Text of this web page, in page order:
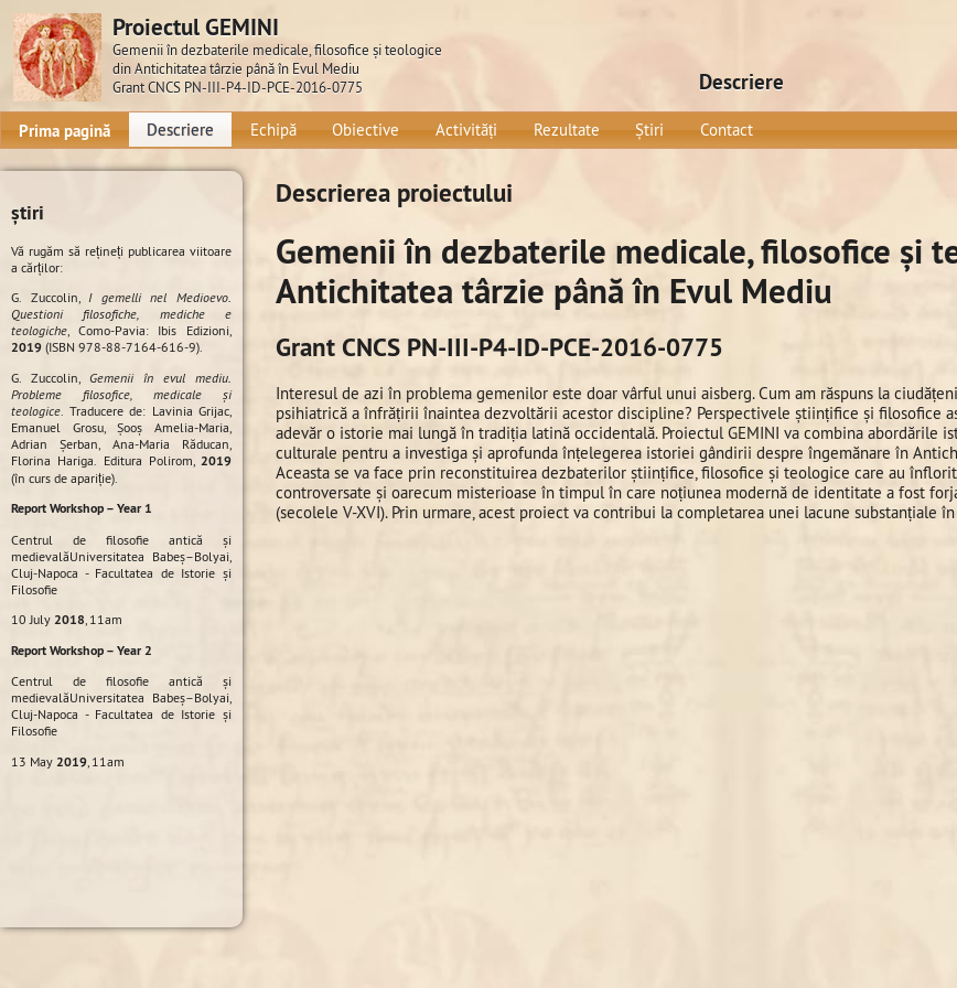
Proiectul GEMINI
Gemenii în dezbaterile medicale, filosofice şi teologice
din Antichitatea târzie până în Evul Mediu
Grant CNCS PN-III-P4-ID-PCE-2016-0775
Descriere
Prima pagină Descriere Echipă Obiective Activități Rezultate Știri Contact
Descrierea proiectului
Gemenii în dezbaterile medicale, filosofice și
Antichitatea târzie până în Evul Mediu
Grant CNCS PN-III-P4-ID-PCE-2016-0775
Interesul de azi în problema gemenilor este doar vârful unui aisberg. Cum am răspuns la
psihiatrică a înfrățirii înaintea dezvoltării acestor discipline? Perspectivele științifice și filosofice
adevăr o istorie mai lungă în tradiția latină occidentală. Proiectul GEMINI va combina abordările
culturale pentru a investiga și aprofunda înțelegerea istoriei gândirii despre îngemănare în
Aceasta se va face prin reconstituirea dezbaterilor științifice, filosofice și teologice care au
controversate și oarecum misterioase în timpul în care noțiunea modernă de identitate a fost
(secolele V-XVI). Prin urmare, acest proiect va contribui la completarea unei lacune substanțiale
știri
Vă rugăm să rețineți publicarea viitoare
a cărților:
G. Zuccolin, I gemelli nel Medioevo.
Questioni filosofiche, mediche e
teologiche , Como-Pavia: Ibis Edizioni,
2019 (ISBN 978-88-7164-616-9).
G. Zuccolin, Gemenii în evul mediu.
Probleme filosofice, medicale și
teologice. Traducere de: Lavinia Grijac,
Emanuel Grosu, Șooș Amelia-Maria,
Adrian Șerban, Ana-Maria Răducan,
Florina Hariga. Editura Polirom, 2019
(în curs de apariție).
Report Workshop – Year 1
Centrul de filosofie antică şi
medievalăUniversitatea Babeş–Bolyai,
Cluj-Napoca - Facultatea de Istorie şi
Filosofie
10 July 2018 , 11am
Report Workshop – Year 2
Centrul de filosofie antică şi
medievalăUniversitatea Babeş–Bolyai,
Cluj-Napoca - Facultatea de Istorie şi
Filosofie
13 May 2019 , 11am